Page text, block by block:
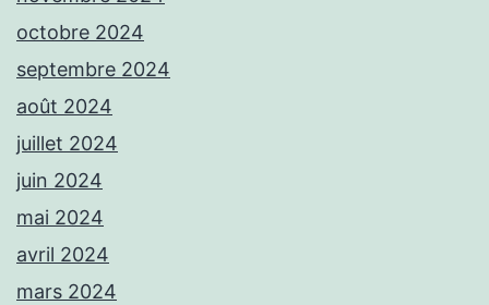
octobre 2024
septembre 2024
août 2024
juillet 2024
juin 2024
mai 2024
avril 2024
mars 2024